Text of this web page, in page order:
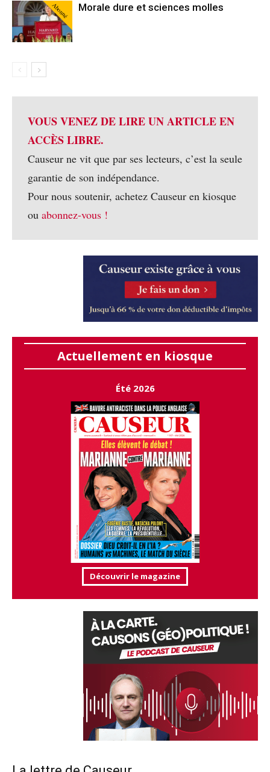
Abonné Morale dure et sciences molles
VOUS VENEZ DE LIRE UN ARTICLE EN
ACCÈS LIBRE.
Causeur ne vit que par ses lecteurs, c’est la seule
garantie de son indépendance.
Pour nous soutenir, achetez Causeur en kiosque
ou abonnez-vous !
Actuellement en kiosque
Été 2026
Découvrir le magazine